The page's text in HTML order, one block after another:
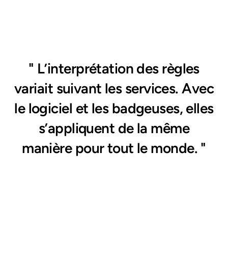
" L’interprétation des règles
variait suivant les services. Avec
le logiciel et les badgeuses, elles
s’appliquent de la même
manière pour tout le monde. "